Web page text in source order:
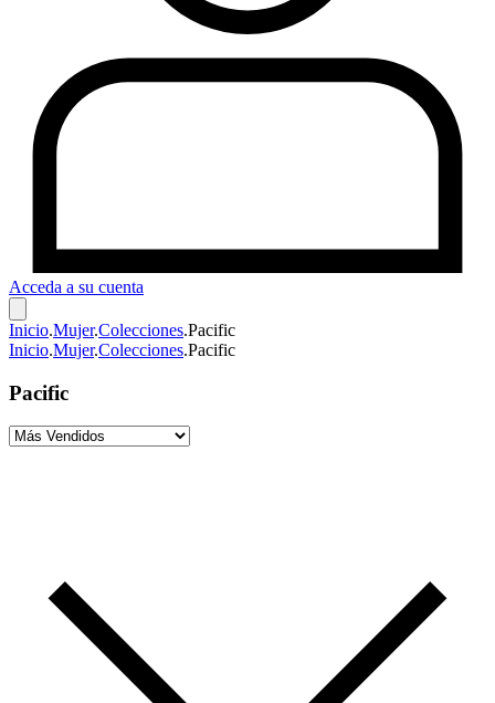
Acceda a su cuenta
Inicio.Mujer.Colecciones.Pacific
Inicio.Mujer.Colecciones.Pacific
Pacific